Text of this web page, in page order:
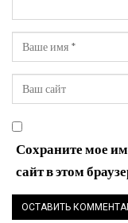
Сохраните мое
сайт в этом